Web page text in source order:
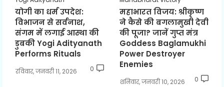
योगी का धर्म उपदेश:
विभाजन से सर्वनाश,
संगम में लगाई आस्था की
डुबकी Yogi Adityanath
Performs Rituals
रविवार, जनवरी 11, 2026 0
महाभारत विजय: श्रीकृष्ण
ने कैसे की बगलामुखी देवी
की पूजा? जानें गुप्त मंत्र
Goddess Baglamukhi
Power Destroyer
Enemies
शनिवार, जनवरी 10, 2026 0